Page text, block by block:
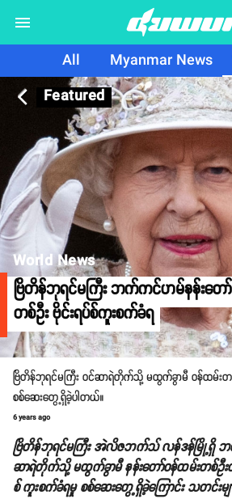
All Myanmar News
Featured
arrow_back_ios
World News
ဗြိတိန်ဘုရင်မကြီး ဘက်ကင်ဟမ်နန်းတော်
တစ်ဦး ဗိုင်းရပ်စ်ကူးစက်ခံရ
ဗြိတိန်ဘုရင်မကြီး ဝင်ဆာရဲတိုက်သို့ မထွက်ခွာမီ ဝန်ထမ်းတ
စစ်ဆေးတွေ့ရှိခဲ့ပါတယ်။
6 years ago
ဗြိတိန်ဘုရင်မကြီး အဲလိဇဘက်သ် လန်ဒန်မြို့ရှိ ဘ
ဆာရဲတိုက်သို့ မထွက်ခွာမီ နန်းတော်ဝန်ထမ်းတစ်ဦးထံ
စ် ကူးစက်ခံရမှု စစ်ဆေးတွေ့ရှိခဲ့ကြောင်း သတင်းမ